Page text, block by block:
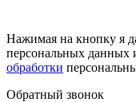
Нажимая на кнопку я
персональных данных
обработки
Обратный звонок